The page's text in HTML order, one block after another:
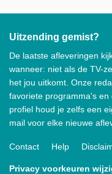
Uitzending gemist?
De laatste afleveringen
wanneer: niet als de TV-
het jou uitkomt. Onze
favoriete programma's
profiel houd je zelfs een
mail voor elke nieuwe
Contact Help
Privacy voorkeuren